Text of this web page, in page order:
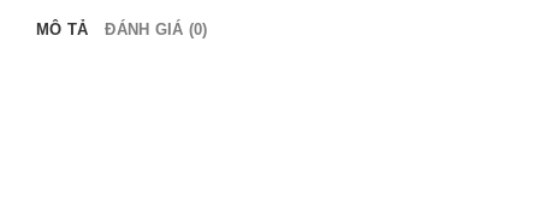
MÔ TẢ ĐÁNH GIÁ (0)